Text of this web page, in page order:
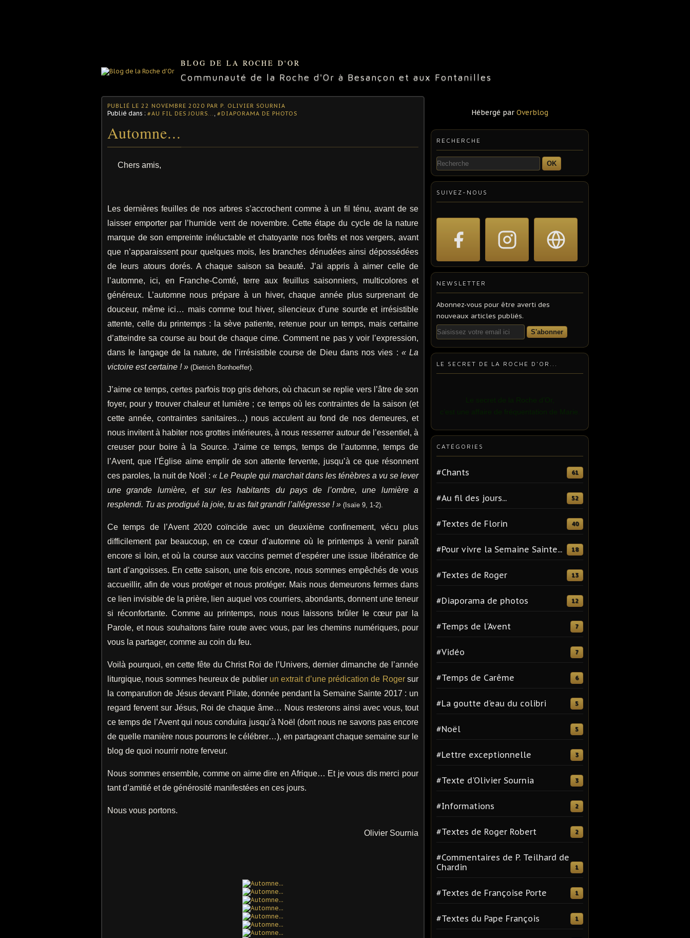
BLOG DE LA ROCHE D'OR
Communauté de la Roche d'Or à Besançon et aux Fontanilles
PUBLIÉ LE 22 NOVEMBRE 2020 PAR P. OLIVIER SOURNIA
Publié dans : #AU FIL DES JOURS... , #DIAPORAMA DE PHOTOS
Automne...
Chers amis,
Les dernières feuilles de nos arbres s’accrochent comme à un fil ténu, avant de se
laisser emporter par l’humide vent de novembre. Cette étape du cycle de la nature
marque de son empreinte inéluctable et chatoyante nos forêts et nos vergers, avant
que n’apparaissent pour quelques mois, les branches dénudées ainsi dépossédées
de leurs atours dorés. A chaque saison sa beauté. J’ai appris à aimer celle de
l’automne, ici, en Franche-Comté, terre aux feuillus saisonniers, multicolores et
généreux. L’automne nous prépare à un hiver, chaque année plus surprenant de
douceur, même ici… mais comme tout hiver, silencieux d’une sourde et irrésistible
attente, celle du printemps : la sève patiente, retenue pour un temps, mais certaine
d’atteindre sa course au bout de chaque cime. Comment ne pas y voir l’expression,
dans le langage de la nature, de l’irrésistible course de Dieu dans nos vies : « La
victoire est certaine ! » (Dietrich Bonhoeffer).
J’aime ce temps, certes parfois trop gris dehors, où chacun se replie vers l’âtre de son
foyer, pour y trouver chaleur et lumière ; ce temps où les contraintes de la saison (et
cette année, contraintes sanitaires…) nous acculent au fond de nos demeures, et
nous invitent à habiter nos grottes intérieures, à nous resserrer autour de l’essentiel, à
creuser pour boire à la Source. J’aime ce temps, temps de l’automne, temps de
l’Avent, que l’Église aime emplir de son attente fervente, jusqu’à ce que résonnent
ces paroles, la nuit de Noël : « Le Peuple qui marchait dans les ténèbres a vu se lever
une grande lumière, et sur les habitants du pays de l’ombre, une lumière a
resplendi. Tu as prodigué la joie, tu as fait grandir l’allégresse ! » (Isaïe 9, 1-2).
Ce temps de l’Avent 2020 coïncide avec un deuxième confinement, vécu plus
difficilement par beaucoup, en ce cœur d’automne où le printemps à venir paraît
encore si loin, et où la course aux vaccins permet d’espérer une issue libératrice de
tant d’angoisses. En cette saison, une fois encore, nous sommes empêchés de vous
accueillir, afin de vous protéger et nous protéger. Mais nous demeurons fermes dans
ce lien invisible de la prière, lien auquel vos courriers, abondants, donnent une teneur
si réconfortante. Comme au printemps, nous nous laissons brûler le cœur par la
Parole, et nous souhaitons faire route avec vous, par les chemins numériques, pour
vous la partager, comme au coin du feu.
Voilà pourquoi, en cette fête du Christ Roi de l’Univers, dernier dimanche de l’année
liturgique, nous sommes heureux de publier un extrait d’une prédication de Rogersur
la comparution de Jésus devant Pilate, donnée pendant la Semaine Sainte 2017 : un
regard fervent sur Jésus, Roi de chaque âme… Nous resterons ainsi avec vous, tout
ce temps de l’Avent qui nous conduira jusqu’à Noël (dont nous ne savons pas encore
de quelle manière nous pourrons le célébrer…), en partageant chaque semaine sur le
blog de quoi nourrir notre ferveur.
Nous sommes ensemble, comme on aime dire en Afrique… Et je vous dis merci pour
tant d’amitié et de générosité manifestées en ces jours.
Nous vous portons.
Olivier Sournia
LE SECRET DE LA ROCHE D'OR...
de la Roche d’Or,
RECHERCHE
OK
NEWSLETTER
Abonnez-vous pour être averti des
nouveaux articles publiés.
Email
CATÉGORIES
#Chants 61
#Au fil des jours... 52
#Textes de Florin 40
#Pour vivre la Semaine Sainte... 18
#Textes de Roger 13
#Diaporama de photos 12
#Temps de l'Avent 7
#Vidéo 7
#Temps de Carême 6
#La goutte d'eau du colibri 5
#Noël 5
#Lettre exceptionnelle 3
#Texte d'Olivier Sournia 3
#Informations 2
#Textes de Roger Robert 2
#Commentaires de P. Teilhard de
Chardin
1
#Textes de Françoise Porte 1
#Textes du Pape François 1
SUIVEZ-NOUS
Hébergé par Overblog